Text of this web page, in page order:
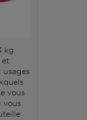
kg
et
usages
vous
vous